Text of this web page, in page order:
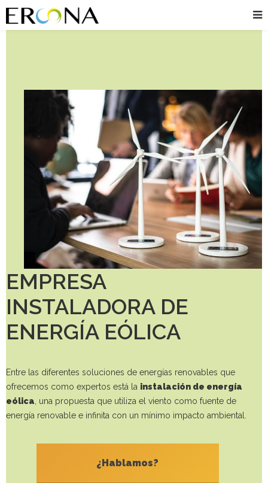
EMPRESA
INSTALADORA DE
ENERGÍA EÓLICA
Entre las diferentes soluciones de energías renovables que
ofrecemos como expertos está la instalación de energía
eólica , una propuesta que utiliza el viento como fuente de
energía renovable e infinita con un mínimo impacto ambiental.
¿Hablamos?